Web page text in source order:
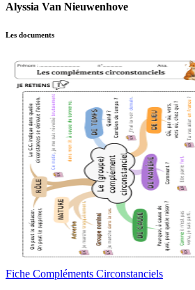
Alyssia Van Nieuwenhove
Les documents
Fiche Compléments Circonstanciels